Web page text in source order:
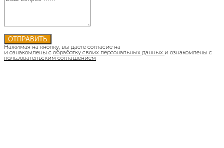
ОТПРАВИТЬ
Нажимая на кнопку, вы даете согласие на
и ознакомлены с обработку своих персональных данных и ознакомлены с
пользовательским соглашением